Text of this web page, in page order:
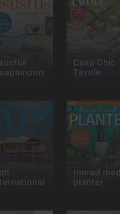
Casa Chic
Tavole
Innred
planter